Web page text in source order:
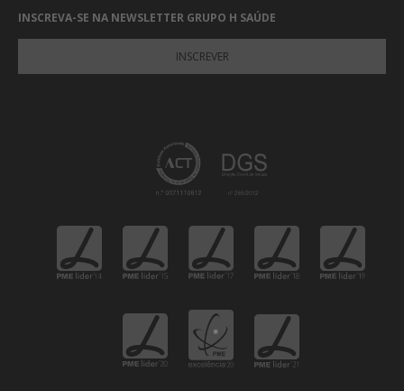
INSCREVA-SE NA NEWSLETTER GRUPO H SAÚDE
INSCREVER